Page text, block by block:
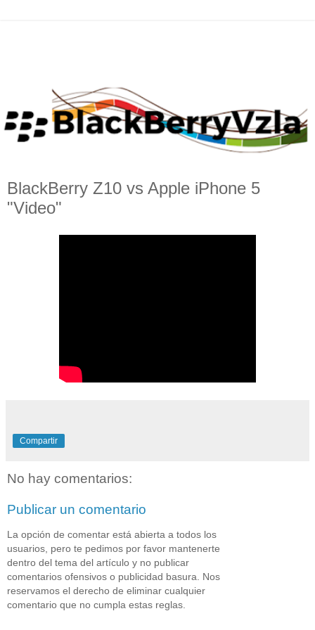
BlackBerry Z10 vs Apple iPhone 5
"Video"
Compartir
No hay comentarios:
Publicar un comentario
La opción de comentar está abierta a todos los
usuarios, pero te pedimos por favor mantenerte
dentro del tema del artículo y no publicar
comentarios ofensivos o publicidad basura. Nos
reservamos el derecho de eliminar cualquier
comentario que no cumpla estas reglas.